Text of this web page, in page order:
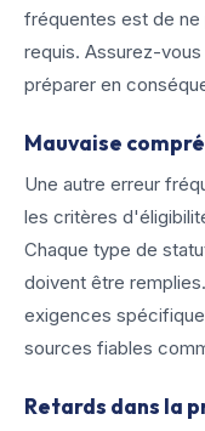
fréquentes est de
requis. Assurez-
préparer en
Mauvaise
Une autre erreur
les critères
Chaque type de
doivent être
exigences
sources fiables
Retards dans la